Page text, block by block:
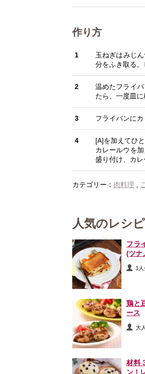
作り方
1
玉ねぎはみじ
分をふき取る。
2
温めたフライ
たら、一度皿に
3 フライパンに
4
[A]を加えてひ
カレールウを
盛り付け、カレ
カテゴリー： 肉料理 ,
人気のレシピ
フラ
(ツナ
1人
鶏と
ース
大
材料
ン！